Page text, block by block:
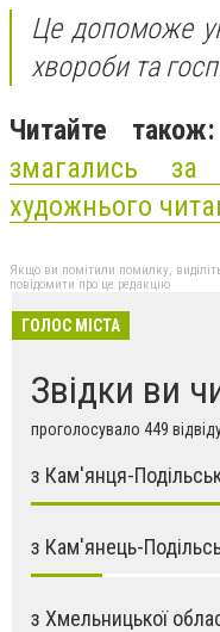
Це до­по­мо­же
хво­ро­би та
Читайте
змагались за
художнього
Якщо ви помітили помилку,
повідомити про це редакцію
ГОЛОС МІСТА
Звідки ви
проголосувало 449
з Кам'янця-
з Кам'янець-
з Хмельницької